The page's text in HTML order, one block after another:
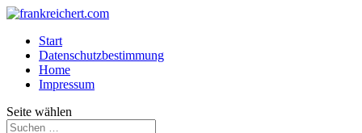
Start
Datenschutzbestimmung
Home
Impressum
Seite wählen